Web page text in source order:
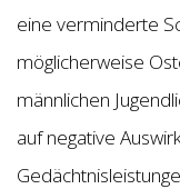
eine verminderte
möglicherweise
männlichen
auf negative